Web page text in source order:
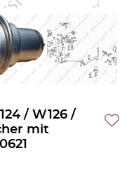
/ W126 /
mit